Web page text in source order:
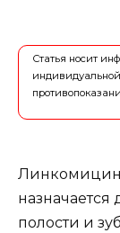
Статья носит
Линкомицин
полости и